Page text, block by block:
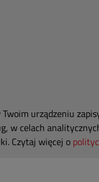
urządzeniu
w celach
Czytaj więcej o